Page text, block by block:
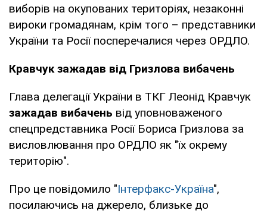
виборів на окупованих територіях, незаконні
вироки громадянам, крім того – представники
України та Росії посперечалися через ОРДЛО.
Кравчук зажадав від Гризлова вибачень
Глава делегації України в ТКГ Леонід Кравчук
зажадав вибачень від уповноваженого
спецпредставника Росії Бориса Гризлова за
висловлювання про ОРДЛО як "їх окрему
територію".
Про це повідомило "Інтерфакс-Україна",
посилаючись на джерело, близьке до